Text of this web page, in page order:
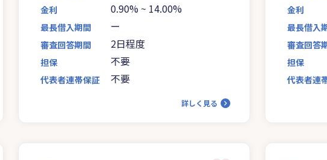
金利 0.90% ~ 14.00%
最長借入期間 ー
審査回答期間 2日程度
担保 不要
代表者連帯保証 不要
詳しく見る
金利
最長借入
審査回答
担保
代表者連